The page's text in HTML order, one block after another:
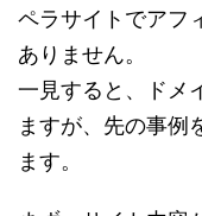
ペラサイトでアフ
ありません。
一見すると、ドメ
ますが、先の事例
ます。